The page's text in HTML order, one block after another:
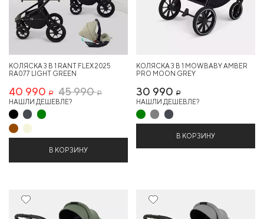
КОЛЯСКА 3 В 1 RANT FLEX 2025
RA077 LIGHT GREEN
40 990 Р 45 990Р
НАШЛИ ДЕШЕВЛЕ?
В КОРЗИНУ
КОЛЯСКА 3 В 1 MOWBABY AMBER
PRO MOON GREY
30 990 Р
НАШЛИ ДЕШЕВЛЕ?
В КОРЗИНУ
Новинка Новинка